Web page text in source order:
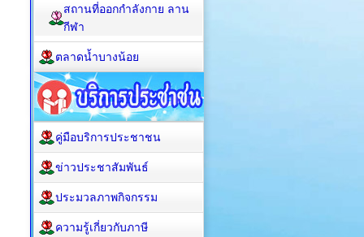
สถานที่ออกกำลังกาย ลาน
กีฬา
ตลาดน้ำบางน้อย
คู่มือบริการประชาชน
ข่าวประชาสัมพันธ์
ประมวลภาพกิจกรรม
ความรู้เกี่ยวกับภาษี